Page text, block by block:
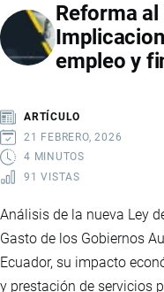
Reforma al
empleo y
ARTÍCULO
21 FEBRERO, 2026
4 MINUTOS
91 VISTAS
Análisis de la nueva Ley
Gasto de los Gobiernos
Ecuador, su impacto
y prestación de servicios